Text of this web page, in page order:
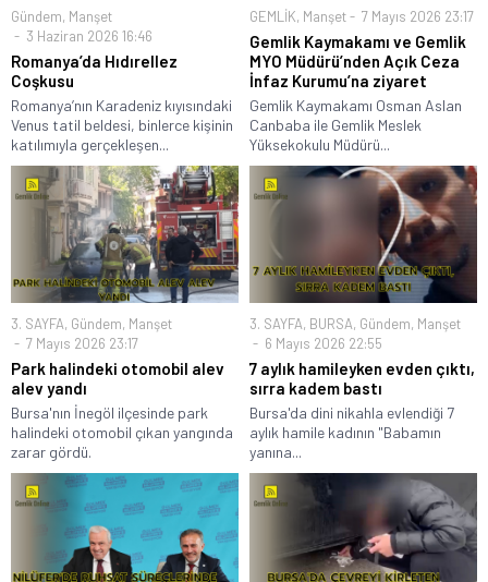
Gündem, Manşet
3 Haziran 2026 16:46
Romanya’da Hıdırellez
Coşkusu
Romanya’nın Karadeniz kıyısındaki
Venus tatil beldesi, binlerce kişinin
katılımıyla gerçekleşen...
GEMLİK, Manşet 7 Mayıs 2026 23:17
Gemlik Kaymakamı ve Gemlik
MYO Müdürü’nden Açık Ceza
İnfaz Kurumu’na ziyaret
Gemlik Kaymakamı Osman Aslan
Canbaba ile Gemlik Meslek
Yüksekokulu Müdürü...
3. SAYFA, Gündem, Manşet
7 Mayıs 2026 23:17
Park halindeki otomobil alev
alev yandı
Bursa'nın İnegöl ilçesinde park
halindeki otomobil çıkan yangında
zarar gördü.
3. SAYFA, BURSA, Gündem, Manşet
6 Mayıs 2026 22:55
7 aylık hamileyken evden çıktı,
sırra kadem bastı
Bursa'da dini nikahla evlendiği 7
aylık hamile kadının "Babamın
yanına...